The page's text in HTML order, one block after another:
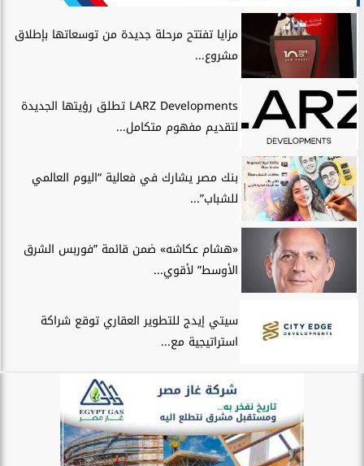
مزايا تفتتح مرحلة جديدة من توسعاتها بإطلاق
مشروع...
LARZ Developments تطلق رؤيتها الجديدة
لتقديم مفهوم متكامل...
بنك مصر يشارك في فعالية “اليوم العالمي
للشباب”...
«هشام عكاشه» ضمن قائمة ”فوربس الشرق
الأوسط” لأقوي...
سيتي إيدج للتطوير العقاري توقع شراكة
استراتيجية مع...